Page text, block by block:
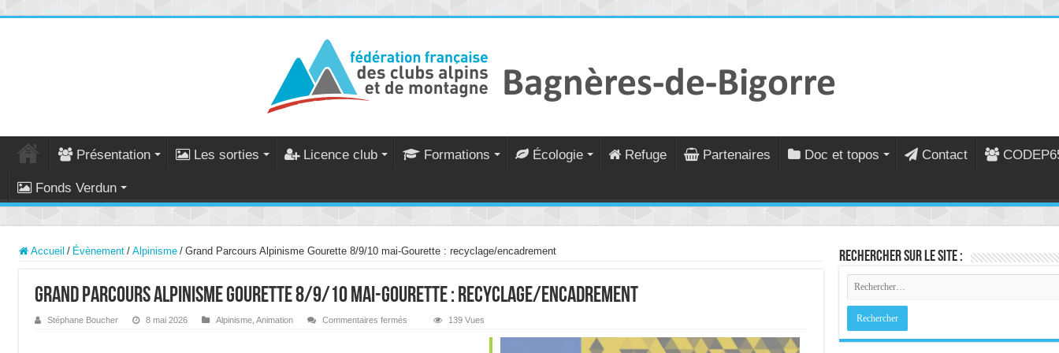
Présentation Les sorties Licence club Formations Écologie Refuge Partenaires Doc et topos Contact
Fonds Verdun
Accueil / Évènement / Alpinisme / Grand Parcours Alpinisme Gourette 8/9/10 mai-Gourette : recyclage/encadrement
Grand Parcours Alpinisme Gourette 8/9/10 mai-Gourette : recyclage/encadrement
Stéphane Boucher 8 mai 2026 Alpinisme Animation Commentaires fermés 139 Vues
Rechercher sur le site :